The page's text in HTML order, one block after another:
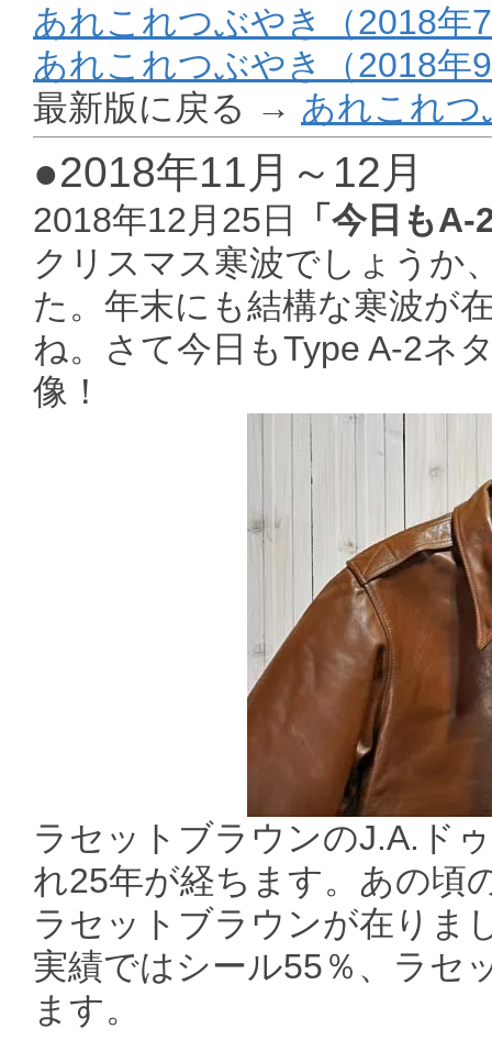
あれこれつぶやき（2018年
あれこれつぶやき（2018年
最新版に戻る → あれこれ
●2018年11月～12月
2018年12月25日
「今日も
クリスマス寒波でしょうか
た。年末にも結構な寒波が
ね。さて今日もType A-2ネ
像！
ラセットブラウンのJ.A.ド
れ25年が経ちます。あの頃
ラセットブラウンが在りま
実績ではシール55％、ラセ
ます。